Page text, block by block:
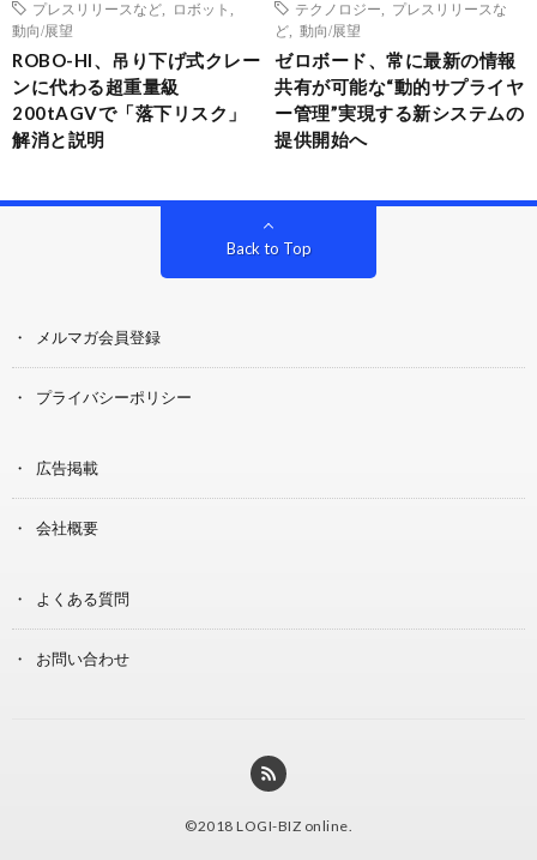
プレスリリースなど
ロボット
動向/展望
ROBO-HI、吊り下げ式クレー
ンに代わる超重量級
200tAGVで「落下リスク」
解消と説明
テクノロジー
プレスリリースな
ど
動向/展望
ゼロボード、常に最新の情報
共有が可能な“動的サプライヤ
ー管理”実現する新システムの
提供開始へ
Back to Top
メルマガ会員登録
プライバシーポリシー
広告掲載
会社概要
よくある質問
お問い合わせ
©2018 LOGI-BIZ online.